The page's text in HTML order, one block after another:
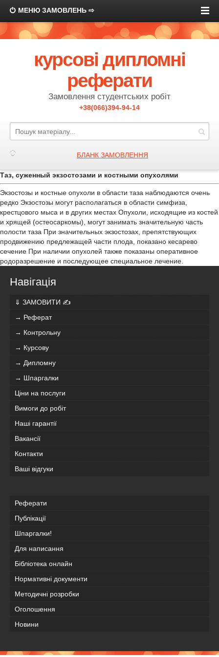
МЕНЮ ЗАМОВЛЕНЬ ⇨
курсові дипломні
реферати
Замовлення студентських робіт
+38(066)394-94-14
БЛАНК ЗАМОВЛЕННЯ
Таз, суженный экзостозами и костными опухолями
Экзостозы и костные опухоли в области таза наблюдаются очень
редко Экзостозы могут располагаться в области симфиза,
крестцового мыса и в других местах Опухоли, исходящие из костей
и хрящей (остеосаркомы), могут занимать значительную часть
полости таза При значительных экзостозах, препятствующих
продвижению предлежащей части плода, показано кесарево
сечение При наличии опухолей также показаны оперативное
родоразрешение и последующее специальное лечение.
Навігація
⇓ ЗАМОВИТИ ✍
→ Реферат
→ Контрольну
→ Курсову
→ Дипломну
→ Шпаргалки
Ціни на послуги
Вимоги до робіт
Наші гарантії
Вакансії
Контакти
Ваші відгуки
Реферати
Публікації
Шпаргалки!
Для написання
Бібліотека онлайн
Нормативні документи
Методичні розробки
Оголошення
Новини